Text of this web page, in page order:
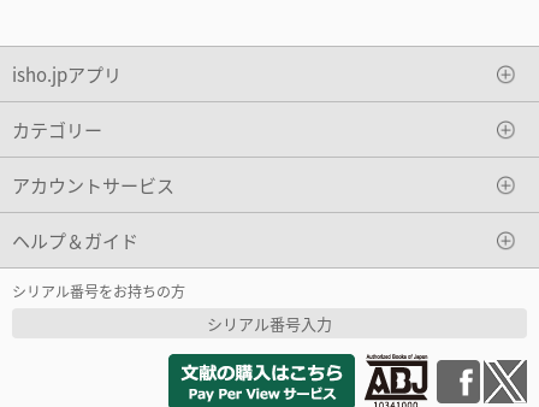
isho.jpアプリ
カテゴリー
アカウントサービス
ヘルプ＆ガイド
シリアル番号をお持ちの方
シリアル番号入力